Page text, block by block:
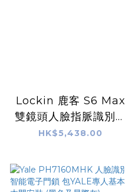
Lockin 鹿客 S6 Max
雙鏡頭人臉指脈識別智
能門鎖 (曜石黑/幻霧
HK$5,438.00